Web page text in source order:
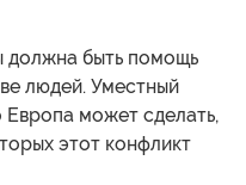
должна быть помощь
людей. Уместный
Европа может сделать,
этот конфликт